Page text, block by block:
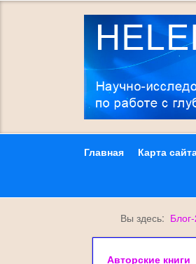
Главная Карта
Вы здесь:
Авторские книги